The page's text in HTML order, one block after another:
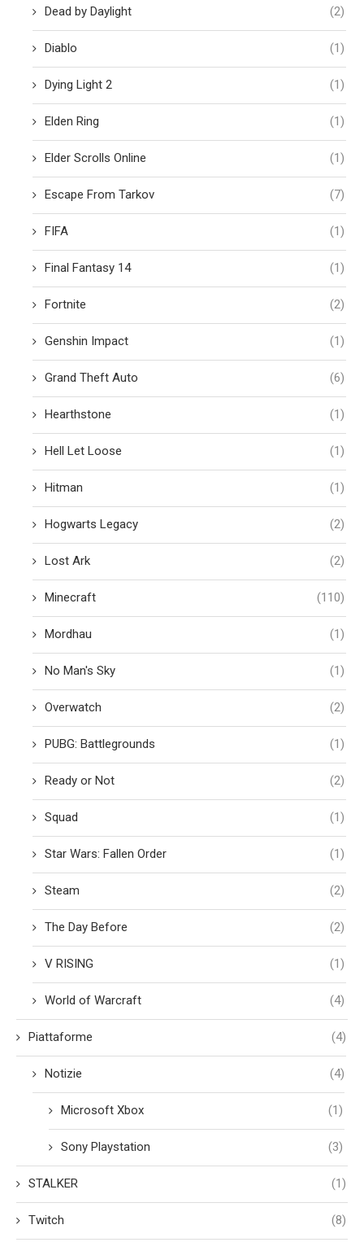
Dead by Daylight (2)
Diablo (1)
Dying Light 2 (1)
Elden Ring (1)
Elder Scrolls Online (1)
Escape From Tarkov (7)
FIFA (1)
Final Fantasy 14 (1)
Fortnite (2)
Genshin Impact (1)
Grand Theft Auto (6)
Hearthstone (1)
Hell Let Loose (1)
Hitman (1)
Hogwarts Legacy (2)
Lost Ark (2)
Minecraft (110)
Mordhau (1)
No Man's Sky (1)
Overwatch (2)
PUBG: Battlegrounds (1)
Ready or Not (2)
Squad (1)
Star Wars: Fallen Order (1)
Steam (2)
The Day Before (2)
V RISING (1)
World of Warcraft (4)
Piattaforme (4)
Notizie (4)
Microsoft Xbox (1)
Sony Playstation (3)
STALKER (1)
Twitch (8)